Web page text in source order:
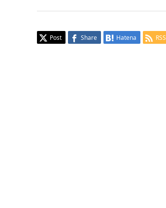
Post Share Hatena RSS